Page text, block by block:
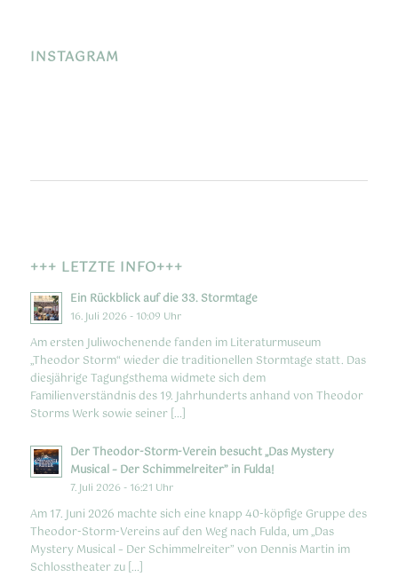
INSTAGRAM
+++ LETZTE INFO+++
Ein Rückblick auf die 33. Stormtage
16. Juli 2026 - 10:09 Uhr
Am ersten Juliwochenende fanden im Literaturmuseum
„Theodor Storm“ wieder die traditionellen Stormtage statt. Das
diesjährige Tagungsthema widmete sich dem
Familienverständnis des 19. Jahrhunderts anhand von Theodor
Storms Werk sowie seiner […]
Der Theodor-Storm-Verein besucht „Das Mystery
Musical – Der Schimmelreiter” in Fulda!
7. Juli 2026 - 16:21 Uhr
Am 17. Juni 2026 machte sich eine knapp 40-köpfige Gruppe des
Theodor-Storm-Vereins auf den Weg nach Fulda, um „Das
Mystery Musical – Der Schimmelreiter” von Dennis Martin im
Schlosstheater zu […]